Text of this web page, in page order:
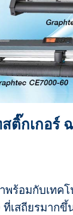
ติ๊กเกอร์
พร้อมกับเทค
ที่เสถียรมาก